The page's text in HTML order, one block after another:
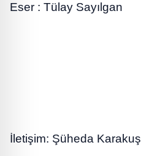
Eser : Tülay Sayılgan
İletişim: Şüheda Karakuş